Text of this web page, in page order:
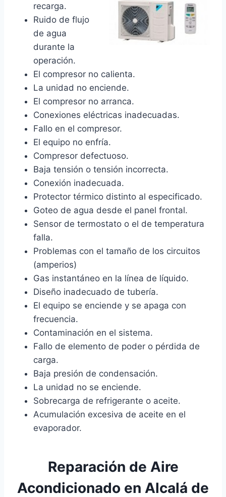
recarga.
Ruido de flujo
de agua
durante la
operación.
El compresor no calienta.
La unidad no enciende.
El compresor no arranca.
Conexiones eléctricas inadecuadas.
Fallo en el compresor.
El equipo no enfría.
Compresor defectuoso.
Baja tensión o tensión incorrecta.
Conexión inadecuada.
Protector térmico distinto al especificado.
Goteo de agua desde el panel frontal.
Sensor de termostato o el de temperatura
falla.
Problemas con el tamaño de los circuitos
(amperios)
Gas instantáneo en la línea de líquido.
Diseño inadecuado de tubería.
El equipo se enciende y se apaga con
frecuencia.
Contaminación en el sistema.
Fallo de elemento de poder o pérdida de
carga.
Baja presión de condensación.
La unidad no se enciende.
Sobrecarga de refrigerante o aceite.
Acumulación excesiva de aceite en el
evaporador.
Reparación de Aire
Acondicionado en Alcalá de